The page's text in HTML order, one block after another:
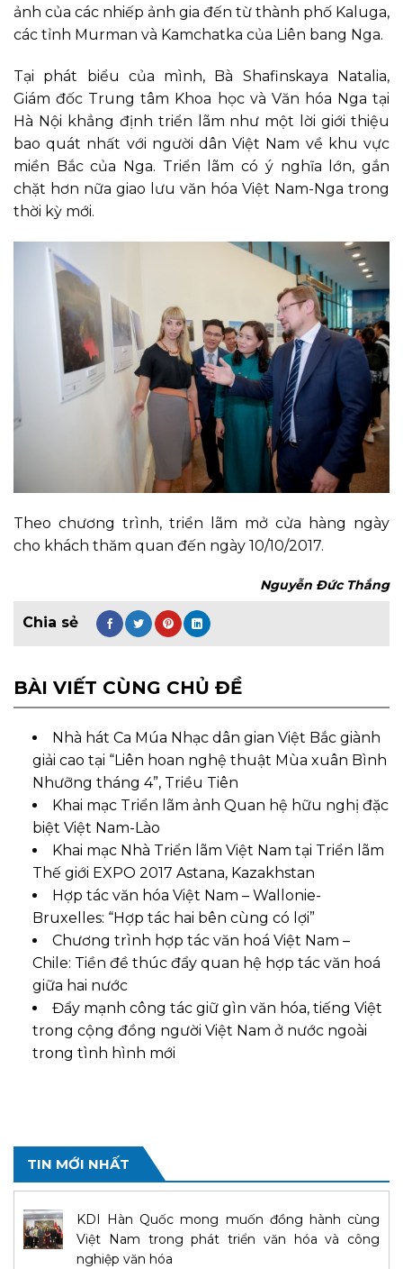
ảnh của các nhiếp ảnh gia đến từ thành phố Kaluga,
các tỉnh Murman và Kamchatka của Liên bang Nga.
Tại phát biểu của mình, Bà Shafinskaya Natalia,
Giám đốc Trung tâm Khoa học và Văn hóa Nga tại
Hà Nội khẳng định triển lãm như một lời giới thiệu
bao quát nhất với người dân Việt Nam về khu vực
miền Bắc của Nga. Triển lãm có ý nghĩa lớn, gắn
chặt hơn nữa giao lưu văn hóa Việt Nam-Nga trong
thời kỳ mới.
Theo chương trình, triển lãm mở cửa hàng ngày
cho khách thăm quan đến ngày 10/10/2017.
Nguyễn Đức Thắng
BÀI VIẾT CÙNG CHỦ ĐỀ
Nhà hát Ca Múa Nhạc dân gian Việt Bắc giành
giải cao tại “Liên hoan nghệ thuật Mùa xuân Bình
Nhưỡng tháng 4”, Triều Tiên
Khai mạc Triển lãm ảnh Quan hệ hữu nghị đặc
biệt Việt Nam-Lào
Khai mạc Nhà Triển lãm Việt Nam tại Triển lãm
Thế giới EXPO 2017 Astana, Kazakhstan
Hợp tác văn hóa Việt Nam – Wallonie-
Bruxelles: “Hợp tác hai bên cùng có lợi”
Chương trình hợp tác văn hoá Việt Nam –
Chile: Tiền đề thúc đẩy quan hệ hợp tác văn hoá
giữa hai nước
Đẩy mạnh công tác giữ gìn văn hóa, tiếng Việt
trong cộng đồng người Việt Nam ở nước ngoài
trong tình hình mới
TIN MỚI NHẤT
KDI Hàn Quốc mong muốn đồng hành cùng
Việt Nam trong phát triển văn hóa và công
nghiệp văn hóa